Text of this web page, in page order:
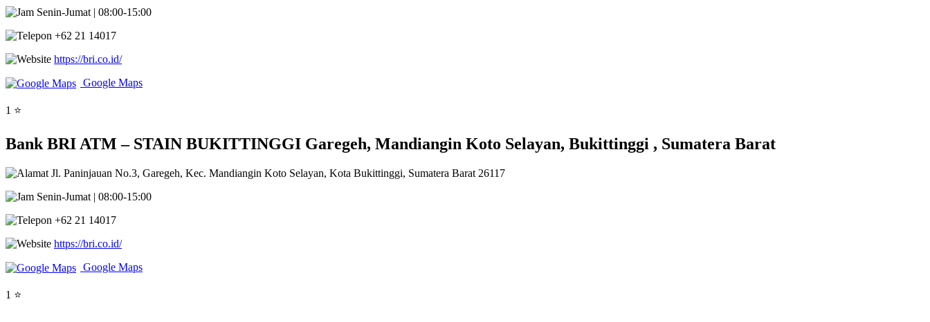
Senin-Jumat | 08:00-15:00
+62 21 14017
https://bri.co.id/
Google Maps
1 ⭐
Bank BRI ATM – STAIN BUKITTINGGI Garegeh, Mandiangin Koto Selayan, Bukittinggi , Sumatera Barat
Jl. Paninjauan No.3, Garegeh, Kec. Mandiangin Koto Selayan, Kota Bukittinggi, Sumatera Barat 26117
Senin-Jumat | 08:00-15:00
+62 21 14017
https://bri.co.id/
Google Maps
1 ⭐